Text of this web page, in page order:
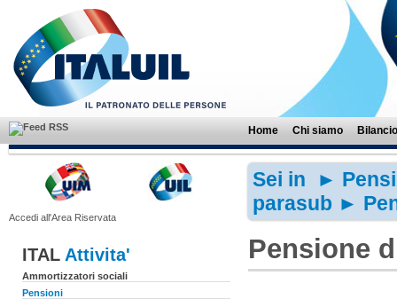
Home Chi siamo
Accedi all'Area Riservata
ITAL Attivita'
Ammortizzatori sociali
Pensioni
Sei in ►
parasub ►
Pensione